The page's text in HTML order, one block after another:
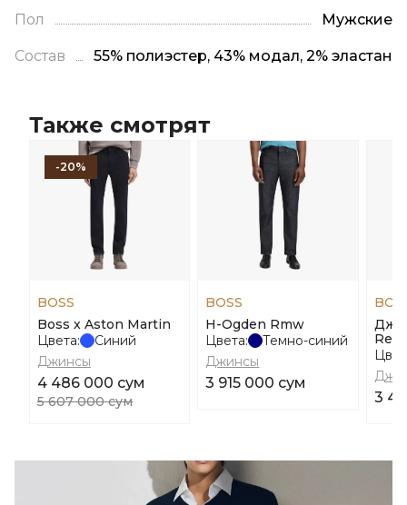
Пол Мужские
Состав 55% полиэстер, 43% модал, 2% эластан
Также смотрят
-20%
BOSS
Boss x Aston Martin
Цвета:
Синий
Джинсы
4 486 000 сум
5 607 000 сум
BOSS
H-Ogden Rmw
Цвета:
Темно-синий
Джинсы
3 915 000 сум
3